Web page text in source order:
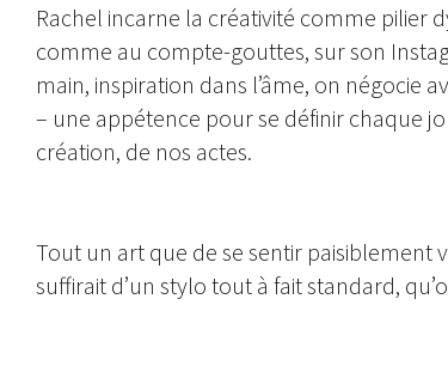
Rachel incarne la créativité comme pilier
comme au compte-gouttes, sur son
main, inspiration dans l’âme, on négocie
– une appétence pour se définir chaque
création, de nos actes.
Tout un art que de se sentir
suffirait d’un stylo tout à fait standard,